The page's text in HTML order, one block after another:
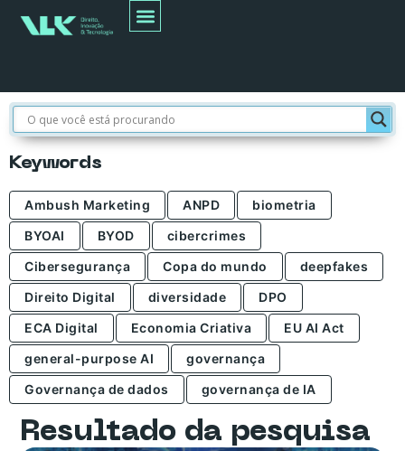
Keywords
Ambush Marketing ANPD
biometria
BYOAI
BYOD
cibercrimes
Cibersegurança
Copa do mundo
deepfakes
Direito Digital
diversidade
DPO
ECA Digital
Economia Criativa
EU AI Act
general-purpose AI
governança
Governança de dados
governança de IA
Resultado da pesquisa